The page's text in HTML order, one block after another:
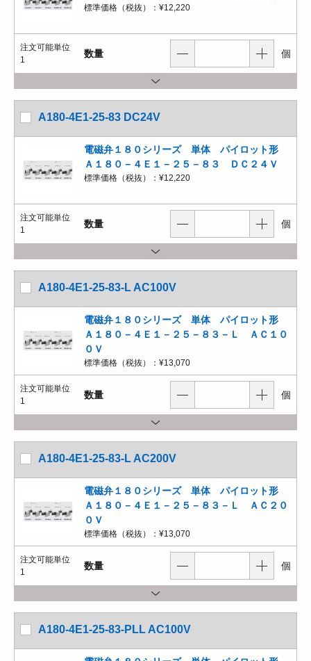
標準価格（税抜）： ¥12,220
注文可能単位
1
数量 個
A180-4E1-25-83 DC24V
電磁弁１８０シリーズ 単体 パイロット形
Ａ１８０－４Ｅ１－２５－８３ ＤＣ２４Ｖ
標準価格（税抜）： ¥12,220
注文可能単位
1
数量 個
A180-4E1-25-83-L AC100V
電磁弁１８０シリーズ 単体 パイロット形
Ａ１８０－４Ｅ１－２５－８３－Ｌ ＡＣ１０
０Ｖ
標準価格（税抜）： ¥13,070
注文可能単位
1
数量 個
A180-4E1-25-83-L AC200V
電磁弁１８０シリーズ 単体 パイロット形
Ａ１８０－４Ｅ１－２５－８３－Ｌ ＡＣ２０
０Ｖ
標準価格（税抜）： ¥13,070
注文可能単位
1
数量 個
A180-4E1-25-83-PLL AC100V